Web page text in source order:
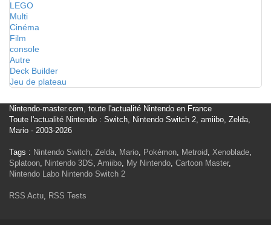
LEGO
Multi
Cinéma
Film
console
Autre
Deck Builder
Jeu de plateau
Nintendo-master.com, toute l'actualité Nintendo en France
Toute l'actualité Nintendo : Switch, Nintendo Switch 2, amiibo, Zelda,
Mario - 2003-2026
Tags : Nintendo Switch, Zelda, Mario, Pokémon, Metroid, Xenoblade,
Splatoon, Nintendo 3DS, Amiibo, My Nintendo, Cartoon Master,
Nintendo Labo Nintendo Switch 2
RSS Actu, RSS Tests